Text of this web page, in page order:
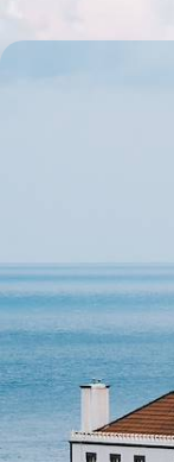
Toutes nos
Où